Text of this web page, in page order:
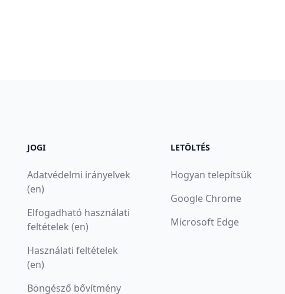
JOGI
Adatvédelmi irányelvek
(en)
Elfogadható használati
feltételek (en)
Használati feltételek
(en)
Böngésző bővítmény
LETÖLTÉS
Hogyan telepítsük
Google Chrome
Microsoft Edge